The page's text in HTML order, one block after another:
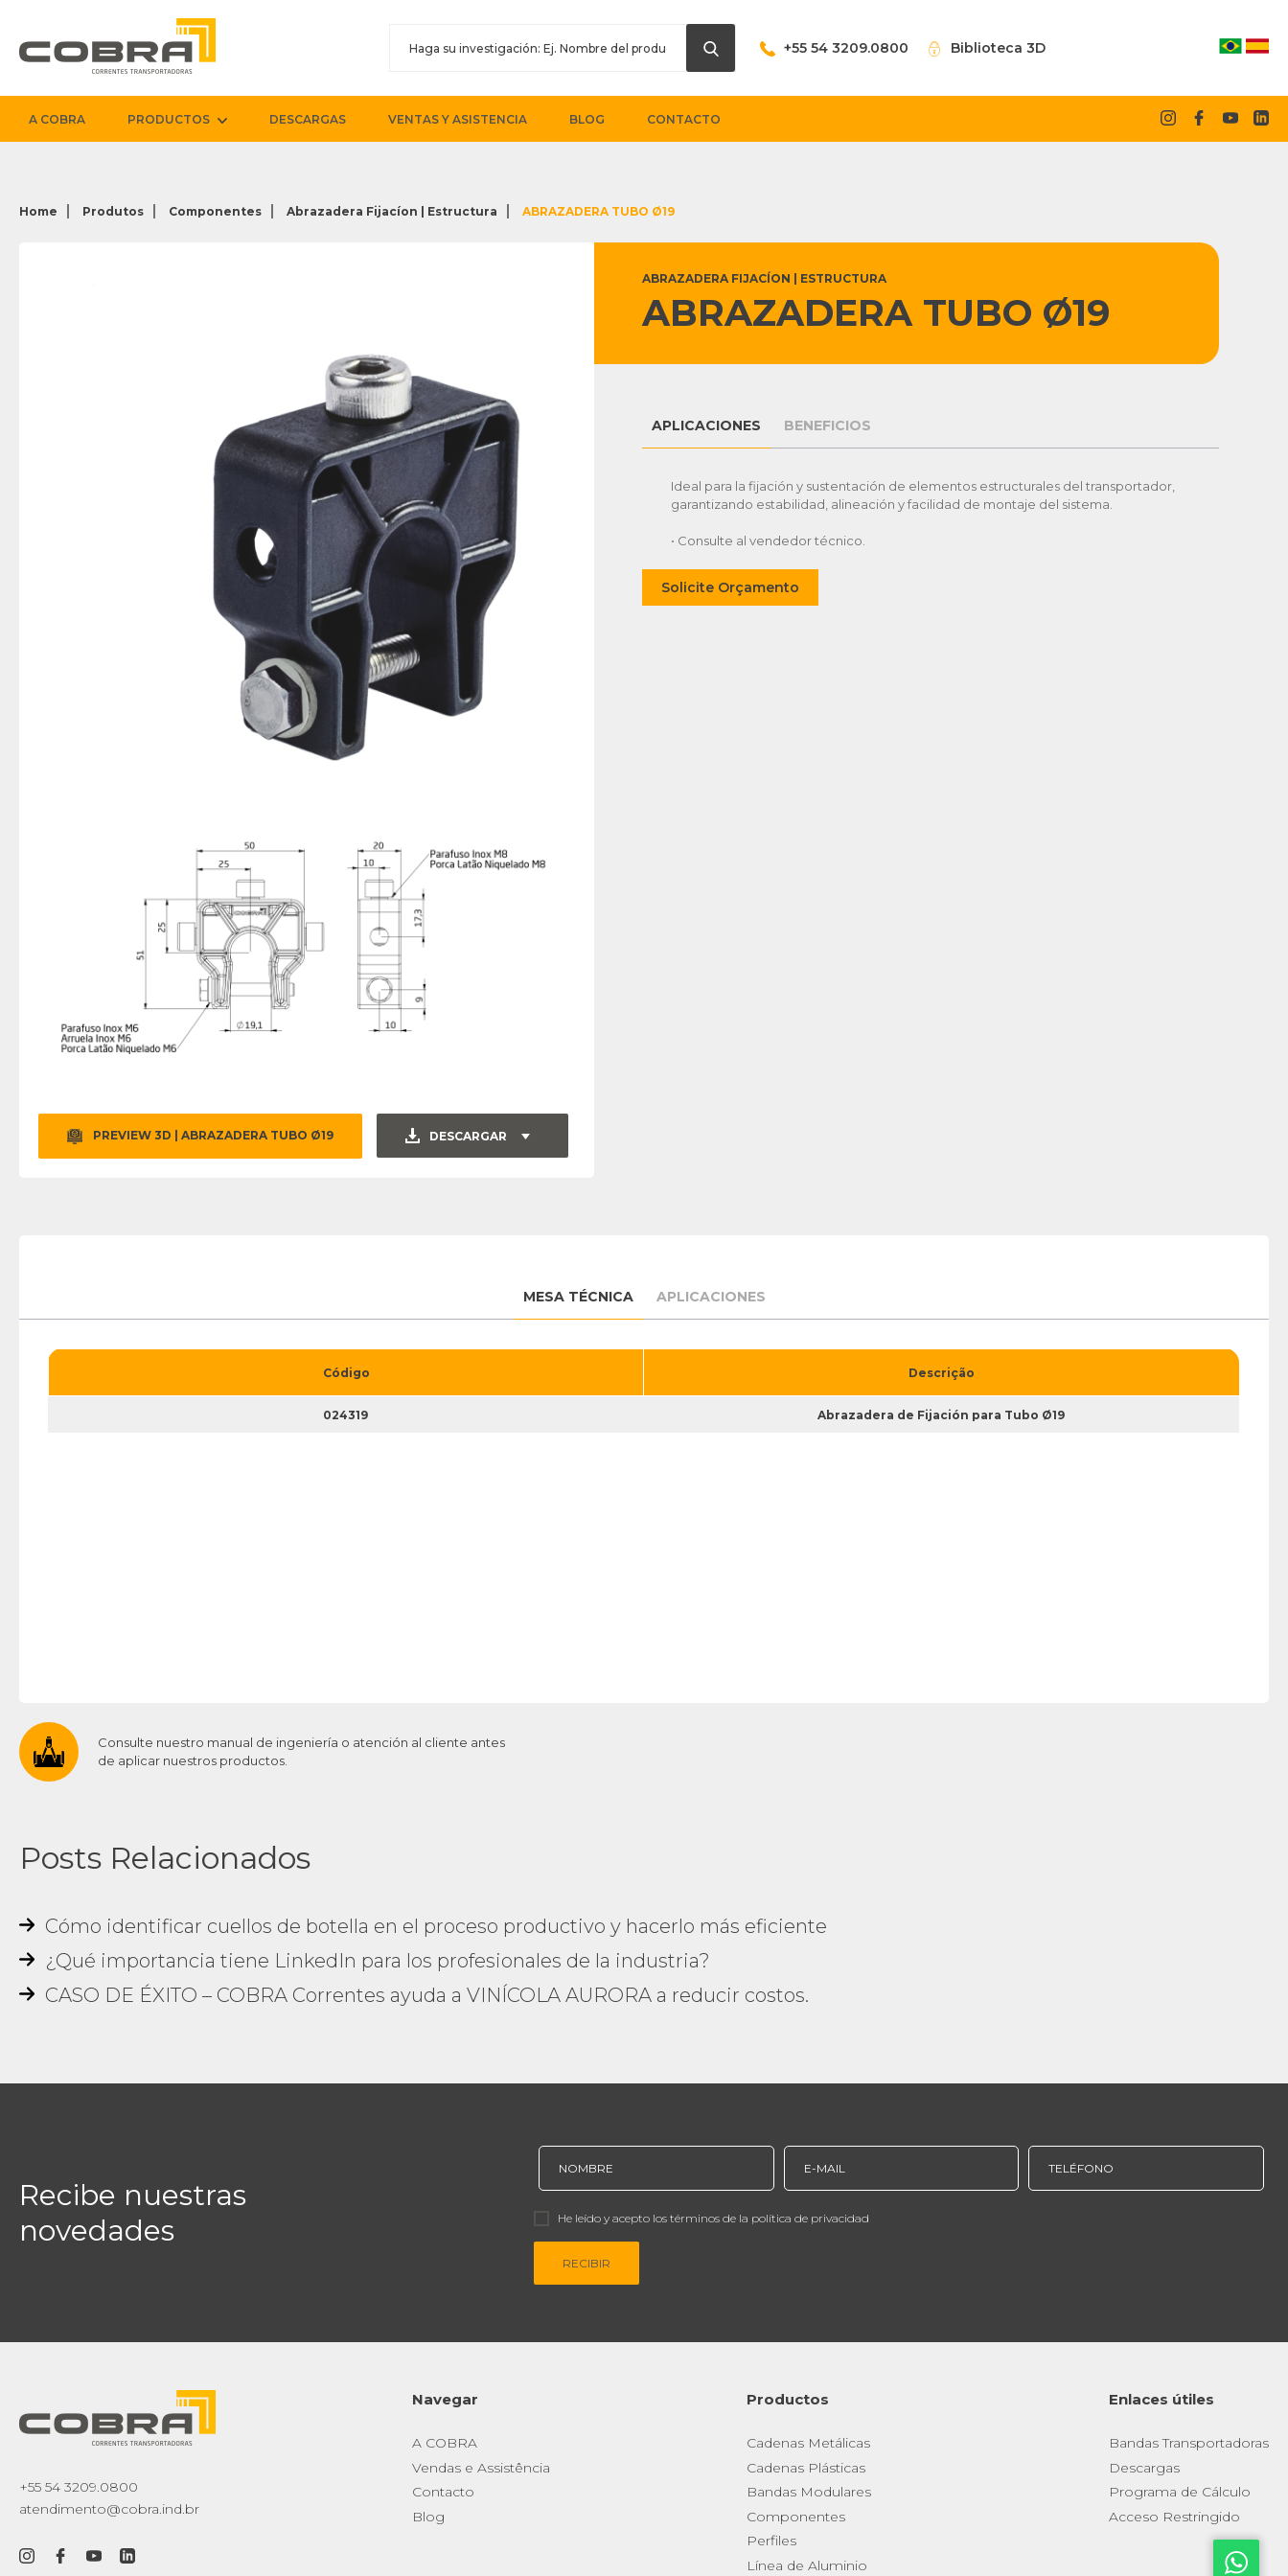
+55 54 3209.0800 Biblioteca 3D
A COBRA PRODUCTOS DESCARGAS VENTAS Y ASISTENCIA BLOG CONTACTO
Home Produtos Componentes Abrazadera Fijacíon | Estructura ABRAZADERA TUBO Ø19
PREVIEW 3D | ABRAZADERA TUBO Ø19 DESCARGAR
ABRAZADERA FIJACÍON | ESTRUCTURA
ABRAZADERA TUBO Ø19
APLICACIONES BENEFICIOS
Ideal para la fijación y sustentación de elementos estructurales del transportador,
garantizando estabilidad, alineación y facilidad de montaje del sistema.
• Consulte al vendedor técnico.
Solicite Orçamento
MESA TÉCNICA APLICACIONES
Código Descrição
024319 Abrazadera de Fijación para Tubo Ø19
Consulte nuestro manual de ingeniería o atención al cliente antes
de aplicar nuestros productos.
Posts Relacionados
Cómo identificar cuellos de botella en el proceso productivo y hacerlo más eficiente
¿Qué importancia tiene LinkedIn para los profesionales de la industria?
CASO DE ÉXITO – COBRA Correntes ayuda a VINÍCOLA AURORA a reducir costos.
Recibe nuestras
novedades
He leído y acepto los términos de la política de privacidad
RECIBIR
+55 54 3209.0800
atendimento@cobra.ind.br
Navegar
A COBRA
Vendas e Assistência
Contacto
Blog
Productos
Cadenas Metálicas
Cadenas Plásticas
Bandas Modulares
Componentes
Perfiles
Línea de Aluminio
Enlaces útiles
Bandas Transportadoras
Descargas
Programa de Cálculo
Acceso Restringido